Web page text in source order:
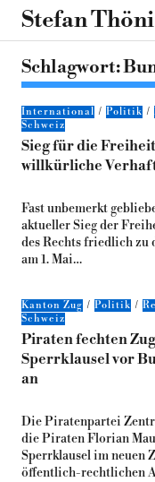
Stefan Thöni
Schlagwort:
International Politik
Schweiz
Sieg für die
willkürliche
Fast unbemerkt
aktueller Sieg der
des Rechts friedlich zu
am 1. Mai…
Kanton Zug Politik
Schweiz
Piraten fechten
Sperrklausel vor
an
Die Piratenpartei
die Piraten Florian
Sperrklausel im neuen
öffentlich-rechtlichen